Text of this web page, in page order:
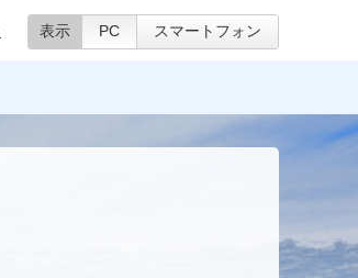
表示 PC スマートフォン